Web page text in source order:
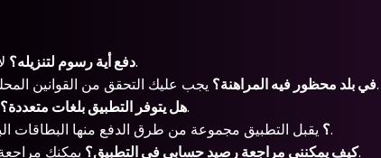
هل يتطلب تطبيق 1xbet دفع أية رسوم لتنزيله؟لا، التطبيق مجاني في التحميل والاستخدام.
هل يمكنني استخدام تطبيق 1xbet في بلد محظور فيه المراهنة؟يجب عليك التحقق من القوانين المحلية حول المراهنة قبل الاستخدام.
هل يتوفر التطبيق بلغات متعددة؟نعم، يوفر التطبيق خيارات لـ العديد من اللغات بما في ذلك العربية.
ما هي طرق الدفع التي يقبلها تطبيق 1xbet؟يقبل التطبيق مجموعة من طرق الدفع منها البطاقات البنكية والمحافظ الرقمية.
كيف يمكنني مراجعة رصيد حسابي في التطبيق؟يمكنك مراجعة رصيد حسابك من خلال الدخول إلى قسم المحفظة داخل التطبيق.